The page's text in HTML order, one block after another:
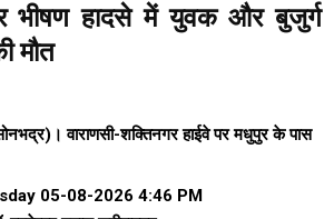
भीषण हादसे में युवक और बुजुर्ग
मौत
वाराणसी-शक्तिनगर हाईवे परमधुपुर के पास
05-08-2026 4:46 PM